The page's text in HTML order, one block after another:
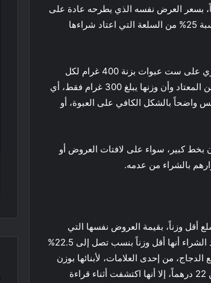
بسعر العرض نفسه الذي يطرحه عادة على
الوزن الأكبر من العلامة التجارية ذاتها، ليكتشف بعد الشراء أنها أقل وزناً بنسبة 25% من السلعة التي اعتاد شراءها
وأوضح أنه اعتاد شراء أغذية محفوظة من ماركة معينة من خلال عرض سعري على ست عبوات بزنة 400 غرام لكل
منها، بسعر يبلغ 15.90 درهماً، لكنه اكتشف بعد التدقيق أن العبوات أصغر من المعتاد وأن وزنها يبلغ 300 غرام فقط، أي
ليس واضحاً بالشكل الكافي على العبوة، أو
بخط كبير، سواء على لافتات العروض أو
بالشراء من عدمه.
أقل وزناً، بقيمة العروض نفسها التي
تطرحها عادة على السلع الأكبر وزناً، من العلامة التجارية ذاتها، لتكتشف بعد الشراء أنها أقل وزناً بنسب تصل إلى 22.5%
من إحدى العلامات، لأبنائها بوزن
850 غراما بسعر 16.90 درهماً، في عرض سعري يطرح عليها عادة، بدلاً من 22 درهماً، إلا أنها اكتشفت أثناء قراءة